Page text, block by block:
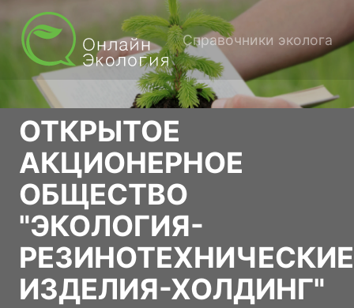
Справочники эколога
ОТКРЫТОЕ
АКЦИОНЕРНОЕ
ОБЩЕСТВО
"ЭКОЛОГИЯ-
РЕЗИНОТЕХНИЧЕСКИЕ
ИЗДЕЛИЯ-ХОЛДИНГ"